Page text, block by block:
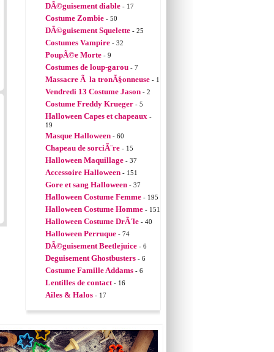
DÃ©guisement diable - 17
Costume Zombie - 50
DÃ©guisement Squelette - 25
Costumes Vampire - 32
PoupÃ©e Morte - 9
Costumes de loup-garou - 7
Massacre Ã la tronÃ§onneuse - 1
Vendredi 13 Costume Jason - 2
Costume Freddy Krueger - 5
Halloween Capes et chapeaux -
19
Masque Halloween - 60
Chapeau de sorciÃ¨re - 15
Halloween Maquillage - 37
Accessoire Halloween - 151
Gore et sang Halloween - 37
Halloween Costume Femme - 195
Halloween Costume Homme - 151
Halloween Costume DrÃ´le - 40
Halloween Perruque - 74
DÃ©guisement Beetlejuice - 6
Deguisement Ghostbusters - 6
Costume Famille Addams - 6
Lentilles de contact - 16
Ailes & Halos - 17